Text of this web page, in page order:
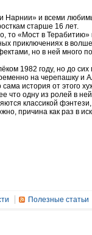
Нарнии» и всеми
старше 16 лет.
то «Мост в
приключениях в
но в ней много
1982 году, но до сих
на черепашку и
история от этого
что одну из ролей в
классикой
причина как раз в
Полезные статьи